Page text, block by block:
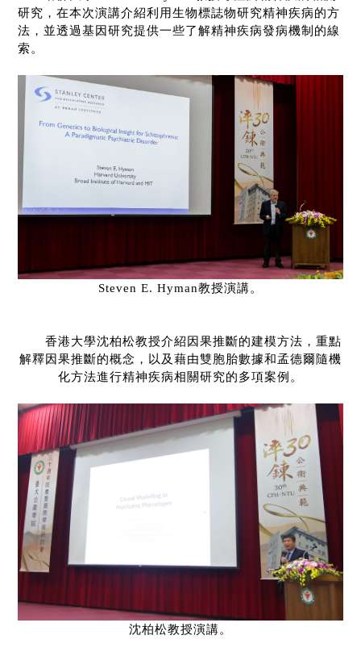
研究，在本次演講介紹利用生物標誌物研究精神疾病的方
法，並透過基因研究提供一些了解精神疾病發病機制的線
索。
Steven E. Hyman教授演講。
香港大學沈柏松教授介紹因果推斷的建模方法，重點
解釋因果推斷的概念，以及藉由雙胞胎數據和孟德爾隨機
化方法進行精神疾病相關研究的多項案例。
沈柏松教授演講。